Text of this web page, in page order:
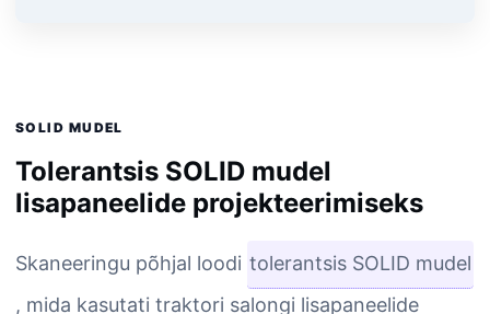
SOLID MUDEL
Tolerantsis SOLID mudel
lisapaneelide projekteerimiseks
Skaneeringu põhjal loodi tolerantsis SOLID mudel
, mida kasutati traktori salongi lisapaneelide